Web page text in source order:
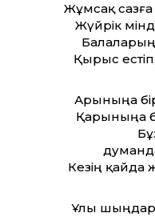
Жұмсақ
Жүйрік
Балаларың
Қырыс
Арыныңа
Қарыныңа
Кезің қайда
Ұлы